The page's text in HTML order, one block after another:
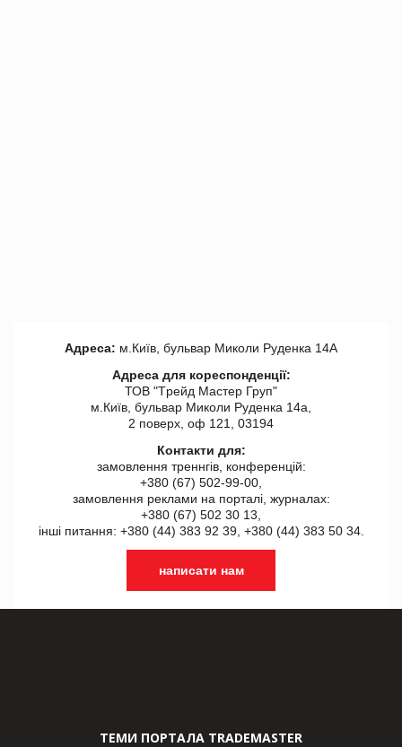
Адреса: м.Київ, бульвар Миколи Руденка 14А
Адреса для кореспонденції:
ТОВ "Tрейд Мастер Груп"
м.Київ, бульвар Миколи Руденка 14а,
2 поверх, оф 121, 03194
Контакти для:
замовлення треннгів, конференцій:
+380 (67) 502-99-00,
замовлення реклами на порталі, журналах:
+380 (67) 502 30 13,
інші питання: +380 (44) 383 92 39, +380 (44) 383 50 34.
написати нам
ТЕМИ ПОРТАЛА TRADEMASTER